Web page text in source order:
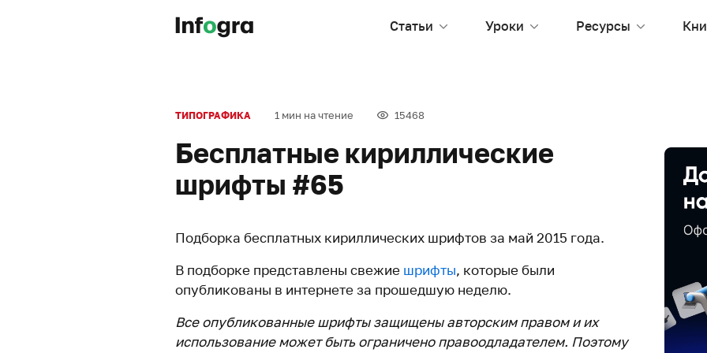
Статьи Уроки Ресурсы
ТИПОГРАФИКА 1 мин на чтение 15468
Бесплатные кириллические
шрифты #65
Подборка бесплатных кириллических шрифтов за май 2015 года.
В подборке представлены свежие шрифты, которые были
опубликованы в интернете за прошедшую неделю.
Все опубликованные шрифты защищены авторским правом и их
использование может быть ограничено правоодладателем. Поэтому